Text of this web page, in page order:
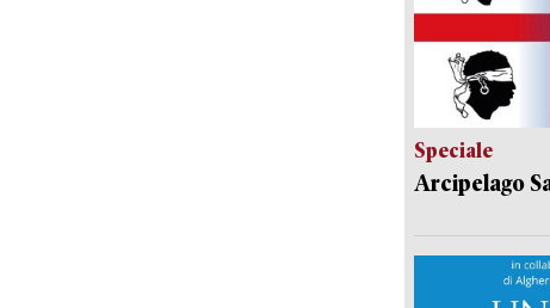
Speciale
Arcipelago